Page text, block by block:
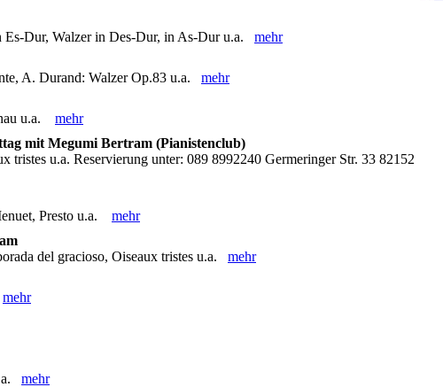
Dur, Walzer in Des-Dur, in As-Dur u.a. mehr
A. Durand: Walzer Op.83 u.a. mehr
u.a. mehr
mit Megumi Bertram (Pianistenclub)
tristes u.a. Reservierung unter: 089 8992240 Germeringer Str. 33 82152
Presto u.a. mehr
del gracioso, Oiseaux tristes u.a. mehr
mehr
mehr